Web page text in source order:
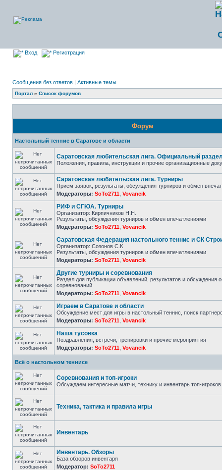
Вход Регистрация
Сообщения без ответов | Активные темы
Портал » Список форумов
Форум
Настольный теннис в Саратове и области
Саратовская любительская лига. Официальный
Положения, правила, инструкции и прочие организационные
Саратовская любительская лига. Турниры
Прием заявок, результаты, обсуждения турниров и обмен
Модераторы: SoTo2711 Vovancik
РИФ и СГЮА. Турниры
Организатор: Кирпичников Н.Н.
Результаты, обсуждения турниров и обмен впечатлениями
Модераторы: SoTo2711 Vovancik
Саратовская Федерация настольного теннис и СК
Организатор: Созонов С.К
Результаты, обсуждения турниров и обмен впечатлениями
Модераторы: SoTo2711 Vovancik
Другие турниры и соревнования
Раздел для публикации объявлений, результатов и обсуждения
соревнований
Модераторы: SoTo2711 Vovancik
Играем в Саратове и области
Обсуждение мест для игры в настольный теннис, поиск
Модераторы: SoTo2711 Vovancik
Наша тусовка
Поздравления, встречи, тренировки и прочие мероприятия
Модераторы: SoTo2711 Vovancik
Всё о настольном теннисе
Соревнования и топ-игроки
Обсуждаем интересные матчи, технику и инвентарь топ-игроков
Техника, тактика и правила игры
Инвентарь
Инвентарь. Обзоры
База обзоров инвентаря
Модератор: SoTo2711